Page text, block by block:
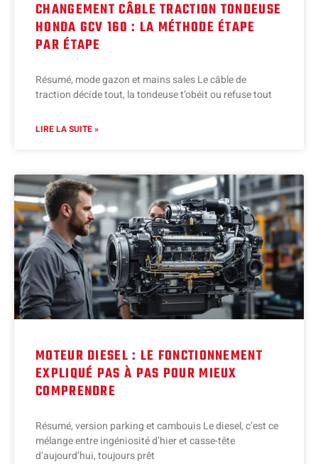
CHANGEMENT CÂBLE TRACTION TONDEUSE
HONDA GCV 160 : LA MÉTHODE ÉTAPE
PAR ÉTAPE
Résumé, mode gazon et mains sales Le câble de
traction décide tout, la tondeuse t’obéit ou refuse tout
LIRE LA SUITE »
MOTEUR DIESEL : LE FONCTIONNEMENT
EXPLIQUÉ PAS À PAS POUR MIEUX
COMPRENDRE
Résumé, version parking et cambouis Le diesel, c’est ce
mélange entre ingéniosité d’hier et casse-tête
d’aujourd’hui, toujours prêt